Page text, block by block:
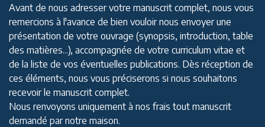
Avant de nous adresser votre manuscrit complet, nous vous
remercions à l'avance de bien vouloir nous envoyer une
présentation de votre ouvrage (synopsis, introduction, table
des matières...), accompagnée de votre curriculum vitae et
de la liste de vos éventuelles publications. Dès réception de
ces éléments, nous vous préciserons si nous souhaitons
recevoir le manuscrit complet.
Nous renvoyons uniquement à nos frais tout manuscrit
demandé par notre maison.